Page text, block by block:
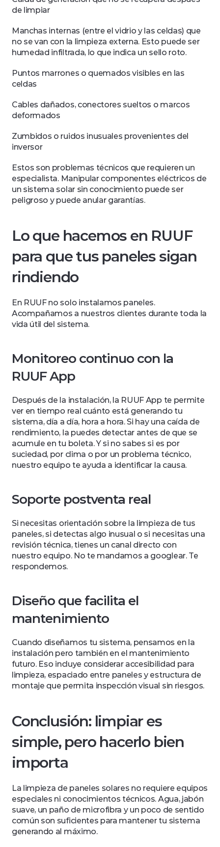
de limpiar
Manchas internas (entre el vidrio y las celdas) que
no se van con la limpieza externa. Esto puede ser
humedad infiltrada, lo que indica un sello roto.
Puntos marrones o quemados visibles en las
celdas
Cables dañados, conectores sueltos o marcos
deformados
Zumbidos o ruidos inusuales provenientes del
inversor
Estos son problemas técnicos que requieren un
especialista. Manipular componentes eléctricos de
un sistema solar sin conocimiento puede ser
peligroso y puede anular garantías.
Lo que hacemos en RUUF
para que tus paneles sigan
rindiendo
En RUUF no solo instalamos paneles.
Acompañamos a nuestros clientes durante toda la
vida útil del sistema.
Monitoreo continuo con la
RUUF App
Después de la instalación, la RUUF App te permite
ver en tiempo real cuánto está generando tu
sistema, día a día, hora a hora. Si hay una caída de
rendimiento, la puedes detectar antes de que se
acumule en tu boleta. Y si no sabes si es por
suciedad, por clima o por un problema técnico,
nuestro equipo te ayuda a identificar la causa.
Soporte postventa real
Si necesitas orientación sobre la limpieza de tus
paneles, si detectas algo inusual o si necesitas una
revisión técnica, tienes un canal directo con
nuestro equipo. No te mandamos a googlear. Te
respondemos.
Diseño que facilita el
mantenimiento
Cuando diseñamos tu sistema, pensamos en la
instalación pero también en el mantenimiento
futuro. Eso incluye considerar accesibilidad para
limpieza, espaciado entre paneles y estructura de
montaje que permita inspección visual sin riesgos.
Conclusión: limpiar es
simple, pero hacerlo bien
importa
La limpieza de paneles solares no requiere equipos
especiales ni conocimientos técnicos. Agua, jabón
suave, un paño de microfibra y un poco de sentido
común son suficientes para mantener tu sistema
generando al máximo.